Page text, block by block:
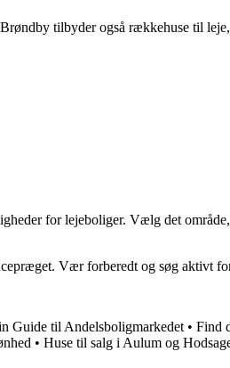
tilbyder også rækkehuse til
for lejeboliger. Vælg det
Vær forberedt og søg aktivt
Guide til Andelsboligmarkedet • Find
• Huse til salg i Aulum og